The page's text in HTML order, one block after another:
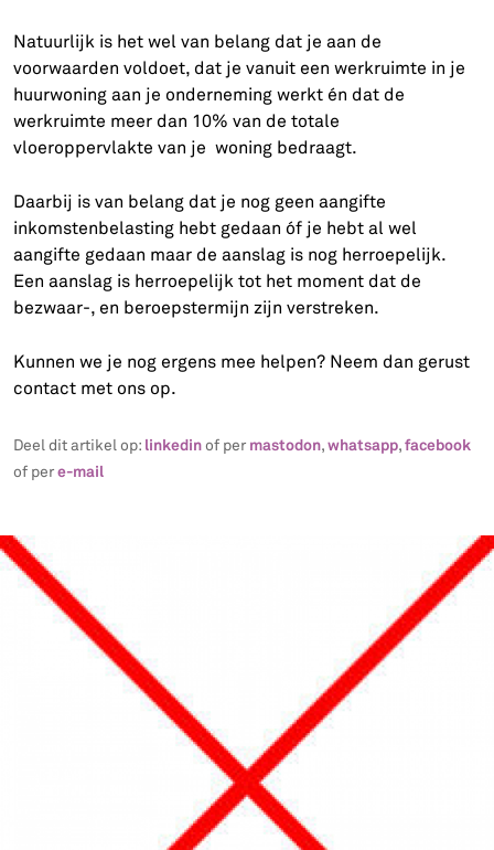
Natuurlijk is het wel van belang dat je aan de
voorwaarden voldoet, dat je vanuit een werkruimte in je
huurwoning aan je onderneming werkt én dat de
werkruimte meer dan 10% van de totale
vloeroppervlakte van je woning bedraagt.
Daarbij is van belang dat je nog geen aangifte
inkomstenbelasting hebt gedaan óf je hebt al wel
aangifte gedaan maar de aanslag is nog herroepelijk.
Een aanslag is herroepelijk tot het moment dat de
bezwaar-, en beroepstermijn zijn verstreken.
Kunnen we je nog ergens mee helpen? Neem dan gerust
contact met ons op.
Deel dit artikel op: linkedinof per mastodon,whatsapp,facebook
of pere-mail